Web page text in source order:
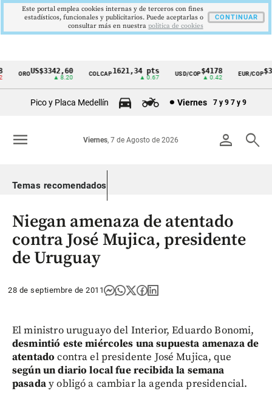
Cintillo
Colombia
OROUS$3342,60
▲ 8.20
COLCAP1621,34 pts
▲ 0.67
USD/COP$4178
▲ 0.42
EUR/COP
Pico y Placa Medellín Viernes 7 y 9 7 y 9
person search
Viernes, 7 de Agosto de 2026
menu
Temas recomendados
Niegan amenaza de atentado
contra José Mujica, presidente
de Uruguay
28 de septiembre de 2011
El ministro uruguayo del Interior, Eduardo Bonomi,
desmintió este miércoles una supuesta amenaza de
atentado contra el presidente José Mujica, que
según un diario local fue recibida la semana
pasaday obligó a cambiar la agenda presidencial.
Este portal emplea cookies internas y de terceros con fines
estadísticos, funcionales y publicitarios. Puede aceptarlas o
consultar más en nuestra politica de cookies
CONTINUAR